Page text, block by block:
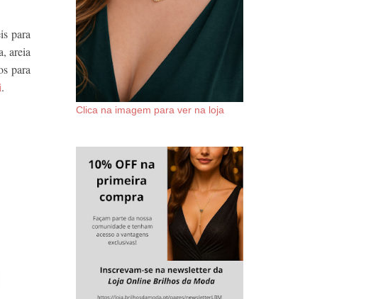
para
areia
para
.
Clica na imagem para ver na loja